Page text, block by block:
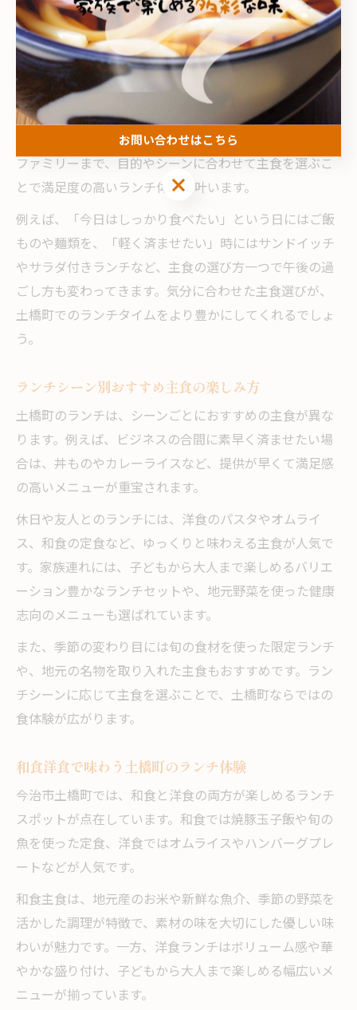
ます。定番のご飯もの、パンや麺類、ボリューム重視の
方には丼や定食、軽めに済ませたい方にはサンドイッチ
やパスタなど、選択肢が豊富なのが特徴です。
特に、地元の食材を活かした焼豚玉子飯や、瀬戸内の魚
介を使った定食は、今治らしさを感じられる主食として
人気があります。忙しいビジネスマンや観光客、地元の
ファミリーまで、目的やシーンに合わせて主食を選ぶこ
とで満足度の高いランチ体験が叶います。
例えば、「今日はしっかり食べたい」という日にはご飯
ものや麺類を、「軽く済ませたい」時にはサンドイッチ
やサラダ付きランチなど、主食の選び方一つで午後の過
ごし方も変わってきます。気分に合わせた主食選びが、
土橋町でのランチタイムをより豊かにしてくれるでしょ
う。
ランチシーン別おすすめ主食の楽しみ方
土橋町のランチは、シーンごとにおすすめの主食が異な
ります。例えば、ビジネスの合間に素早く済ませたい場
合は、丼ものやカレーライスなど、提供が早くて満足感
の高いメニューが重宝されます。
休日や友人とのランチには、洋食のパスタやオムライ
ス、和食の定食など、ゆっくりと味わえる主食が人気で
す。家族連れには、子どもから大人まで楽しめるバリエ
ーション豊かなランチセットや、地元野菜を使った健康
志向のメニューも選ばれています。
また、季節の変わり目には旬の食材を使った限定ランチ
や、地元の名物を取り入れた主食もおすすめです。ラン
チシーンに応じて主食を選ぶことで、土橋町ならではの
食体験が広がります。
和食洋食で味わう土橋町のランチ体験
今治市土橋町では、和食と洋食の両方が楽しめるランチ
スポットが点在しています。和食では焼豚玉子飯や旬の
魚を使った定食、洋食ではオムライスやハンバーグプレ
ートなどが人気です。
和食主食は、地元産のお米や新鮮な魚介、季節の野菜を
活かした調理が特徴で、素材の味を大切にした優しい味
わいが魅力です。一方、洋食ランチはボリューム感や華
やかな盛り付け、子どもから大人まで楽しめる幅広いメ
ニューが揃っています。
お問い合わせはこちら
お問い合わせはこちら